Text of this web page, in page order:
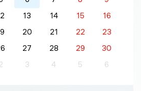
13 14 15
16
20 21 22
23
27 28 29
30
3 4 5 6